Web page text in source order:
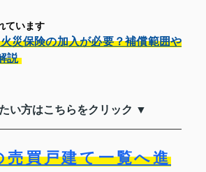
ています
災保険の加入が必要？補償範囲や
説
い方はこちらをクリック ▼
売買戸建て一覧へ進